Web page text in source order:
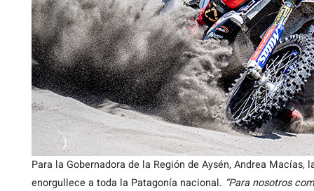
Para la Gobernadora de la Región de Aysén, Andrea
enorgullece a toda la Patagonía nacional. “Para nosotros